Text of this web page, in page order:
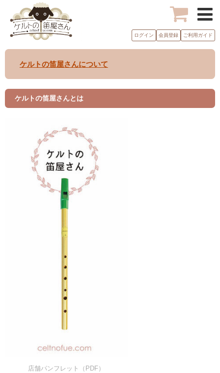
ログイン 会員登録 ご利用ガイド
ケルトの笛屋さんについて
ケルトの笛屋さんとは
店舗パンフレット（PDF）